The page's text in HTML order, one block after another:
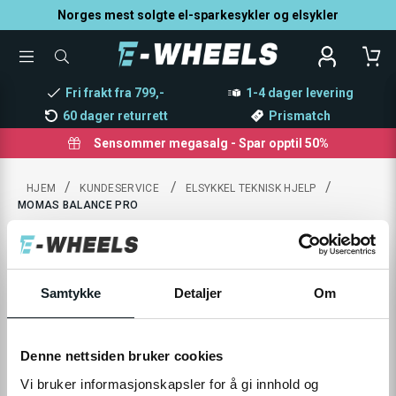
Samtykke Detaljer Om
Denne nettsiden bruker cookies
Vi bruker informasjonskapsler for å gi innhold og
Norges mest solgte el-sparkesykler og elsykler
TOGGLESØK
KATEGORI,
Fri frakt fra 799,-
1-4 dager levering
60 dager returrett
Prismatch
Sensommer megasalg - Spar opptil 50%
HJEM / KUNDESERVICE / ELSYKKEL TEKNISK HJELP /
MOMAS BALANCE PRO
MOMAS BALANCE PRO
Her finner du all teknisk informasjon om din
elsykkel.